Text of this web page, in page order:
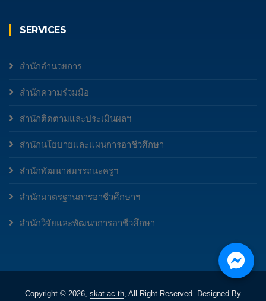
SERVICES
สำนักอำนวยการ
สำนักความร่วมมือ
สำนักติดตามและประเมินผลฯ
สำนักนโยบายและแผนการอาชีวศึกษา
สำนักพัฒนาสมรรถนะครูฯ
สำนักมาตรฐานการอาชีวศึกษาฯ
สำนักวิจัยและพัฒนาการอาชีวศึกษา
Copyright © 2026, skat.ac.th , All Right Reserved. Designed By